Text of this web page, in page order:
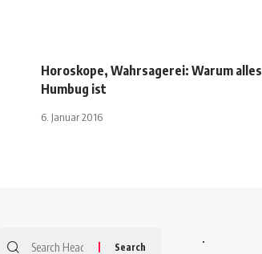
Horoskope, Wahrsagerei: Warum alles
Humbug ist
6. Januar 2016
.